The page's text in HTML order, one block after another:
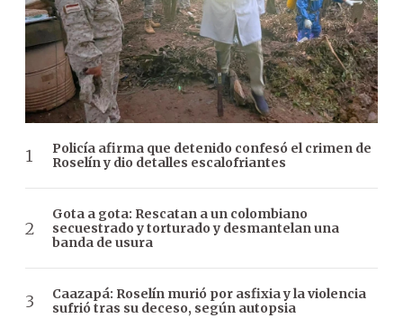
Policía afirma que detenido confesó el crimen de
Roselín y dio detalles escalofriantes
Gota a gota: Rescatan a un colombiano
secuestrado y torturado y desmantelan una
banda de usura
Caazapá: Roselín murió por asfixia y la violencia
sufrió tras su deceso, según autopsia